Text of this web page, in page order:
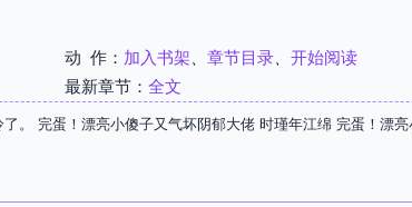
动 作： 加入书架 章节目录
开始阅读
最新章节： 全文
。 完蛋！漂亮小傻子又气坏阴郁大佬 时瑾年江绵 完蛋！漂